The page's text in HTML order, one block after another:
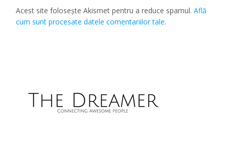
Acest site folosește Akismet pentru a reduce spamul.Află
cum sunt procesate datele comentariilor tale.